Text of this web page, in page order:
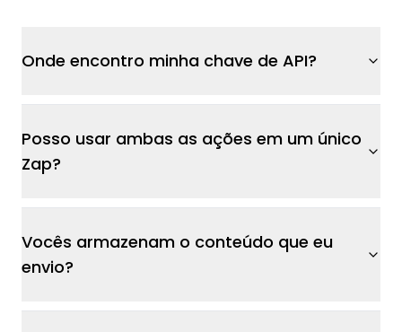
Onde encontro minha chave de API?
Posso usar ambas as ações em um único
Zap?
Vocês armazenam o conteúdo que eu
envio?